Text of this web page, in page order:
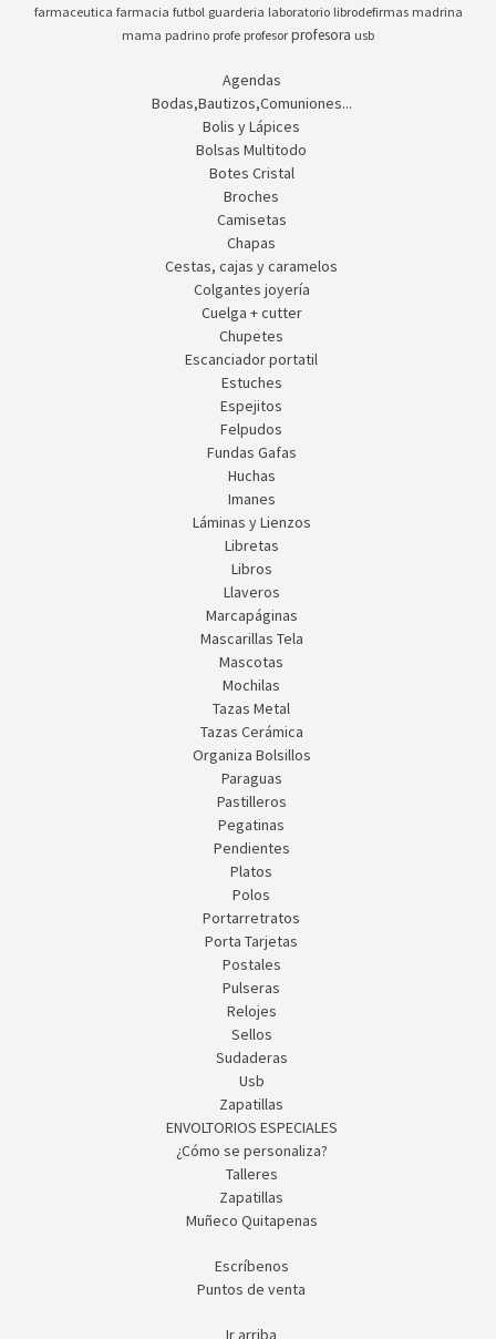
farmaceutica farmacia futbol guarderia laboratorio librodefirmas madrina
mama padrino profe profesor profesora usb
Agendas
Bodas,Bautizos,Comuniones...
Bolis y Lápices
Bolsas Multitodo
Botes Cristal
Broches
Camisetas
Chapas
Cestas, cajas y caramelos
Colgantes joyería
Cuelga + cutter
Chupetes
Escanciador portatil
Estuches
Espejitos
Felpudos
Fundas Gafas
Huchas
Imanes
Láminas y Lienzos
Libretas
Libros
Llaveros
Marcapáginas
Mascarillas Tela
Mascotas
Mochilas
Tazas Metal
Tazas Cerámica
Organiza Bolsillos
Paraguas
Pastilleros
Pegatinas
Pendientes
Platos
Polos
Portarretratos
Porta Tarjetas
Postales
Pulseras
Relojes
Sellos
Sudaderas
Usb
Zapatillas
ENVOLTORIOS ESPECIALES
¿Cómo se personaliza?
Talleres
Zapatillas
Muñeco Quitapenas
Escríbenos
Puntos de venta
Ir arriba